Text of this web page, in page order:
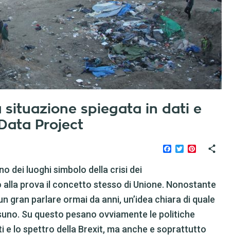
situazione spiegata in dati e
Project
Facebook
TwitterPinterest
dei luoghi simbolo della crisi dei
prova il concetto stesso di Unione. Nonostante
parlare ormai da anni, un’idea chiara di quale
Su questo pesano ovviamente le politiche
lo spettro della Brexit, ma anche e soprattutto